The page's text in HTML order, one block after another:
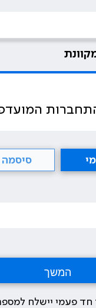
סיסמה
חד פעמי יישלח